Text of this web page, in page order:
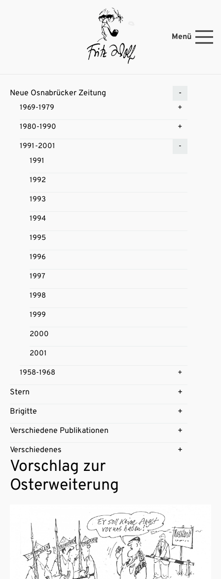
Menü
Neue Osnabrücker Zeitung
1969-1979
1980-1990
1991-2001
1991
1992
1993
1994
1995
1996
1997
1998
1999
2000
2001
1958-1968
Stern
Brigitte
Verschiedene Publikationen
Verschiedenes
Vorschlag zur
Osterweiterung